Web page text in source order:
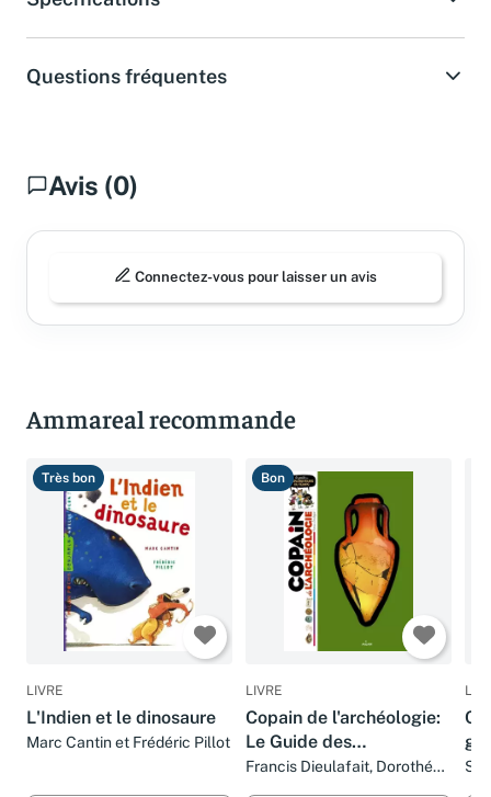
Questions fréquentes
Avis (0)
Connectez-vous pour laisser un avis
Ammareal recommande
Très bon
LIVRE
L'Indien et le dinosaure
Marc Cantin et Frédéric Pillot
Bon
LIVRE
Copain de l'archéologie:
Le Guide des
explorateurs du temps
Francis Dieulafait, Dorothée